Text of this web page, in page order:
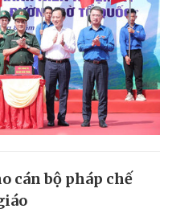
cán bộ pháp chế